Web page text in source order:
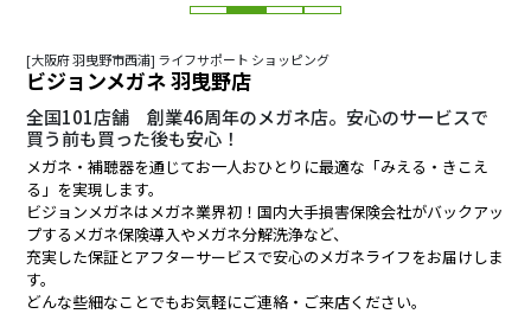
[大阪府 羽曳野市西浦] ライフサポート ショッピング
ビジョンメガネ 羽曳野店
全国101店舗 創業46周年のメガネ店。安心のサービスで
買う前も買った後も安心！
メガネ・補聴器を通じてお一人おひとりに最適な「みえる・きこえ
る」を実現します。
ビジョンメガネはメガネ業界初！国内大手損害保険会社がバックアッ
プするメガネ保険導入やメガネ分解洗浄など、
充実した保証とアフターサービスで安心のメガネライフをお届けしま
す。
どんな些細なことでもお気軽にご連絡・ご来店ください。